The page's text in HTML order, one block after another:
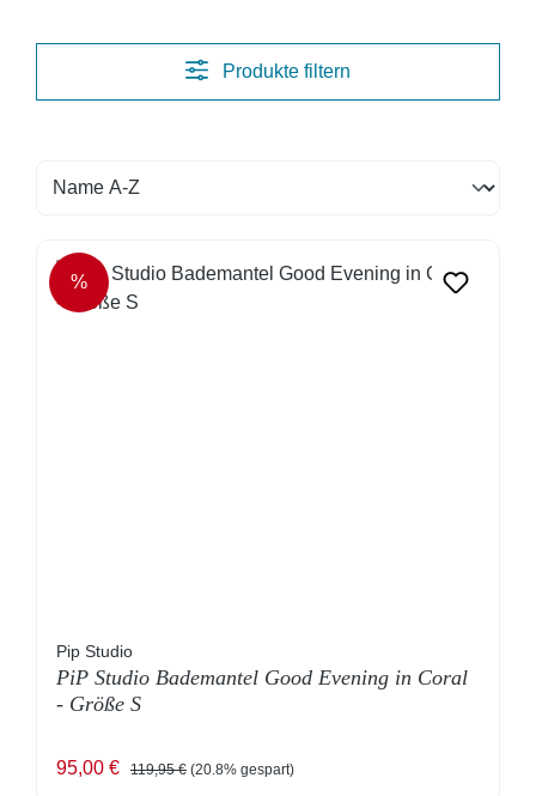
Produkte filtern
RABATT
%
Pip Studio
PiP Studio Bademantel Good Evening in Coral
- Größe S
Verkaufspreis:
95,00 € Regulärer Preis:
119,95 € (20.8% gespart)